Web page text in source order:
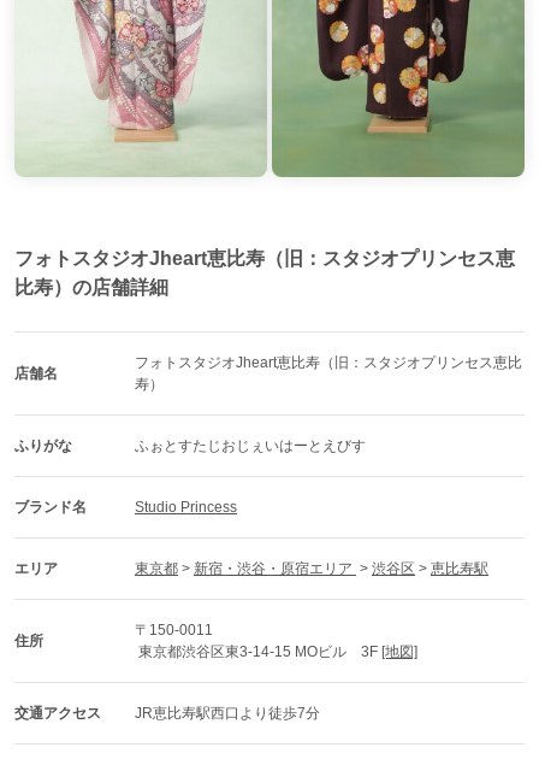
フォトスタジオJheart恵比寿（旧：スタジオプリンセス恵
比寿）の店舗詳細
店舗名
フォトスタジオJheart恵比寿（旧：スタジオプリンセス恵比
寿）
ふりがな ふぉとすたじおじぇいはーとえびす
ブランド名 Studio Princess
エリア 東京都 > 新宿・渋谷・原宿エリア > 渋谷区 > 恵比寿駅
住所
〒150-0011
東京都渋谷区東3-14-15 MOビル　3F [地図]
交通アクセス JR恵比寿駅西口より徒歩7分